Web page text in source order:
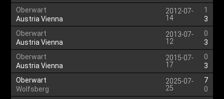
Oberwart
Austria Vienna
2012-07-
14
1
3
Oberwart
Austria Vienna
2013-07-
12
0
3
Oberwart
Austria Vienna
2015-07-
17
0
3
Oberwart
Wolfsberg
2025-07-
25
7
0